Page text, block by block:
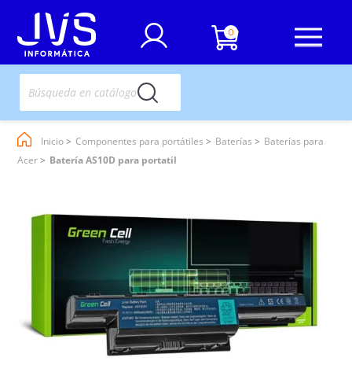
0
Inicio Componentes para portátiles Baterías
Baterías para
Acer
Batería AS10D para portatil